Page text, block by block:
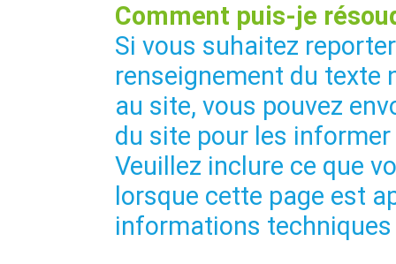
Comment puis-je
Si vous suhaitez
renseignement du texte
au site, vous pouvez
du site pour les
Veuillez inclure ce que
lorsque cette page est
informations